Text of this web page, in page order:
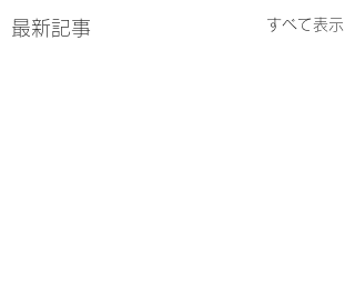
最新記事 すべて表示